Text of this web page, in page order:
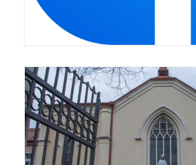
Pasterka 2019
Posługa Siostry Elekty
Uroczystość Św. Jakuba
Boże Ciało – 20 czerwca